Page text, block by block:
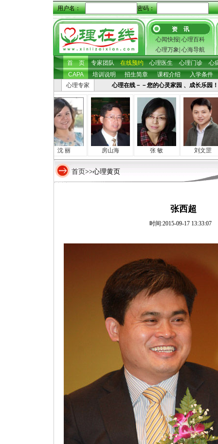
用户名： 密码：
资 讯
心闻快报 心理百科
心理万象 心海导航
首 页
专家团队 在线预约 心理医生 心理门诊
心
CAPA
培训说明 招生简章 课程介绍
入学条件
心理专家
心理在线－－您的心灵家园 、成长乐
沈 丽 房山海 张 敏 刘文罡
首页>>心理黄页
张西超
时间:2015-09-17 13:33:07